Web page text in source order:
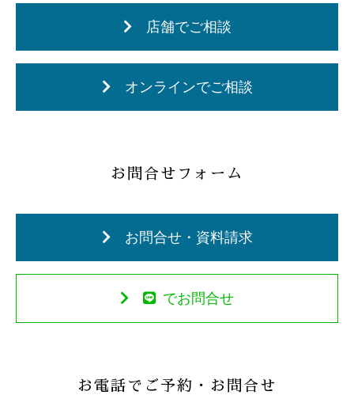
店舗でご相談
オンラインでご相談
お問合せフォーム
お問合せ・資料請求
でお問合せ
お電話でご予約・お問合せ